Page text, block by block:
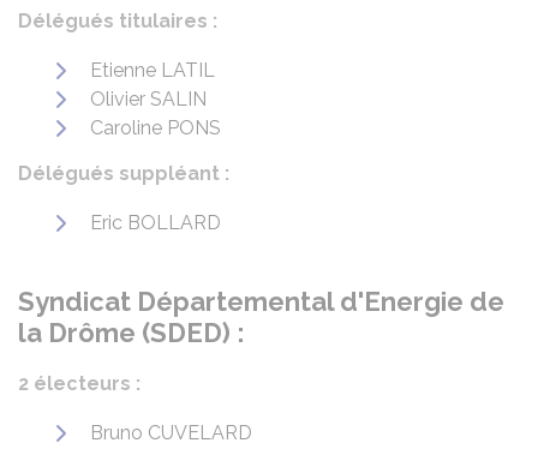
Délégués titulaires :
Etienne LATIL
Olivier SALIN
Caroline PONS
Délégués suppléant :
Eric BOLLARD
Syndicat Départemental d'Energie de
la Drôme (SDED) :
2 électeurs :
Bruno CUVELARD